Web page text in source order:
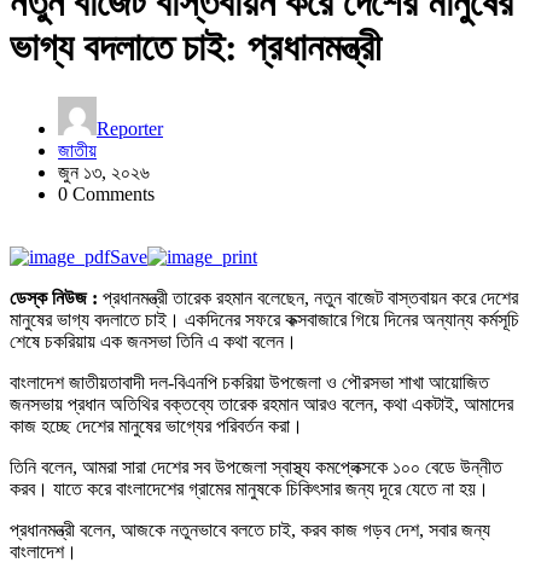
ভাগ্য বদলাতে চাই: প্রধানমন্ত্রী
Reporter
জাতীয়
জুন ১৩, ২০২৬
0 Comments
Save
ডেস্ক নিউজ : প্রধানমন্ত্রী তারেক রহমান বলেছেন, নতুন বাজেট বাস্তবায়ন করে দেশের
মানুষের ভাগ্য বদলাতে চাই। একদিনের সফরে কক্সবাজারে গিয়ে দিনের অন্যান্য কর্মসূচি
শেষে চকরিয়ায় এক জনসভা তিনি এ কথা বলেন।
বাংলাদেশ জাতীয়তাবাদী দল-বিএনপি চকরিয়া উপজেলা ও পৌরসভা শাখা আয়োজিত
জনসভায় প্রধান অতিথির বক্তব্যে তারেক রহমান আরও বলেন, কথা একটাই, আমাদের
কাজ হচ্ছে দেশের মানুষের ভাগ্যের পরিবর্তন করা।
তিনি বলেন, আমরা সারা দেশের সব উপজেলা স্বাস্থ্য কমপ্লেক্সকে ১০০ বেডে উন্নীত
করব। যাতে করে বাংলাদেশের গ্রামের মানুষকে চিকিৎসার জন্য দূরে যেতে না হয়।
প্রধানমন্ত্রী বলেন, আজকে নতুনভাবে বলতে চাই, করব কাজ গড়ব দেশ, সবার জন্য
বাংলাদেশ।